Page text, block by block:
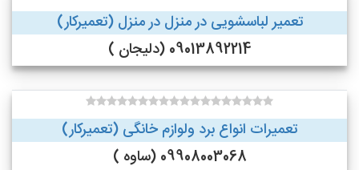
تعمیر لباسشویی در منزل در منزل (تعمیرکار)
09013892214 (دلیجان )
تعمیرات انواع برد ولوازم خانگی (تعمیرکار)
09908003068 (ساوه )